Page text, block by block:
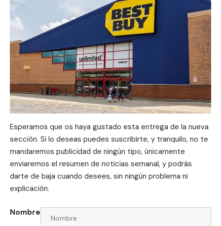
Esperamos que os haya gustado esta entrega de la nueva
sección. Si lo deseas puedes suscribirte, y tranquilo, no te
mandaremos publicidad de ningún tipo, únicamente
enviaremos el resumen de noticias semanal, y podrás
darte de baja cuando desees, sin ningún problema ni
explicación.
Nombre